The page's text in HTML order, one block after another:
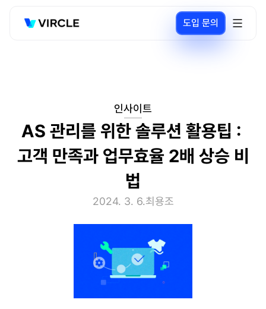
도입 문의
인사이트
AS 관리를 위한 솔루션 활용팁 :
고객 만족과 업무효율 2배 상승 비
법
2024. 3. 6.최용조